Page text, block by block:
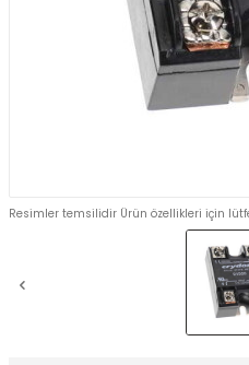
Resimler temsilidir Ürün özellikleri için